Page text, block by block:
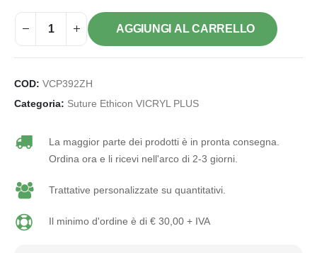
AGGIUNGI AL CARRELLO
COD: VCP392ZH
Categoria: Suture Ethicon VICRYL PLUS
La maggior parte dei prodotti è in pronta consegna.
Ordina ora e li ricevi nell'arco di 2-3 giorni.
Trattative personalizzate su quantitativi.
Il minimo d'ordine è di € 30,00 + IVA